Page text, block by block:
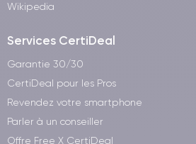
Wikipedia
Services CertiDeal
Garantie 30/30
CertiDeal pour les Pros
Revendez votre smartphone
Parler à un conseiller
Offre Free X CertiDeal